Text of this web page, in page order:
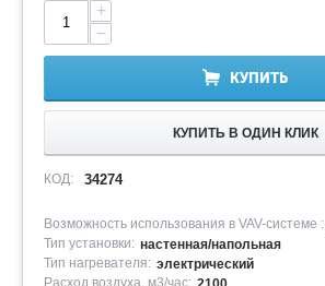
+
−
КУПИТЬ
КУПИТЬ В ОДИН КЛИК
КОД: 34274
Возможность использования в VAV-системе :
Тип установки: настенная/напольная
Тип нагревателя: электрический
Расход воздуха, м3/час: